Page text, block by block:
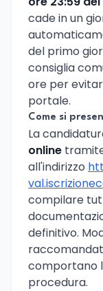
cade in un
del primo
consiglia
ore per
portale.
Come si
La
online
all'indirizzo
compilare
definitivo.
comportano
procedura.